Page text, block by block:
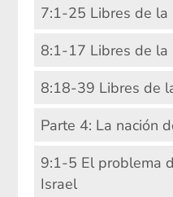
7:1-25 Libres de la
8:1-17 Libres de la
8:18-39 Libres de
Parte 4: La nación
9:1-5 El problema
Israel